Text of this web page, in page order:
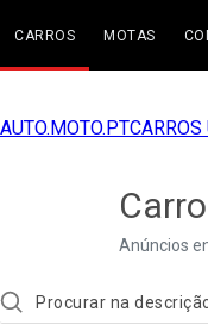
CARROS MOTAS
AUTO.MOTO.PTCARROS
Anúncios